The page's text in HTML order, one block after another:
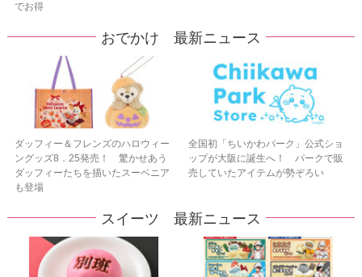
でお得
おでかけ 最新ニュース
ダッフィー＆フレンズのハロウィー
ングッズ8．25発売！ 驚かせあう
ダッフィーたちを描いたスーベニア
も登場
全国初「ちいかわパーク」公式ショ
ップが大阪に誕生へ！ パークで販
売していたアイテムが勢ぞろい
スイーツ 最新ニュース